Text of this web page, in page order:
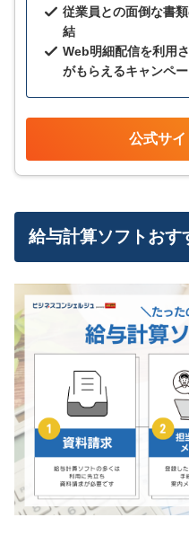
従業員との面倒な書
結
Web明細配信を利用
がもらえるキャンペ
公式サ
給与計算ソフトおす